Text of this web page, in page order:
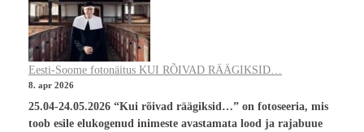
Eesti-Soome fotonäitus KUI RÕIVAD RÄÄGIKSID…
8. apr 2026
25.04-24.05.2026 “Kui rõivad räägiksid…” on fotoseeria, mis
toob esile elukogenud inimeste avastamata lood ja rajabuue